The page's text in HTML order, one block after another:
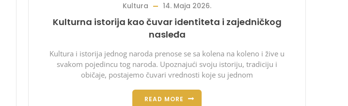
Kultura 14. Maja 2026.
Kulturna istorija kao čuvar identiteta i zajedničkog
nasleđa
Kultura i istorija jednog naroda prenose se sa kolena na koleno i žive u
svakom pojedincu tog naroda. Upoznajući svoju istoriju, tradiciju i
običaje, postajemo čuvari vrednosti koje su jednom
READ MORE